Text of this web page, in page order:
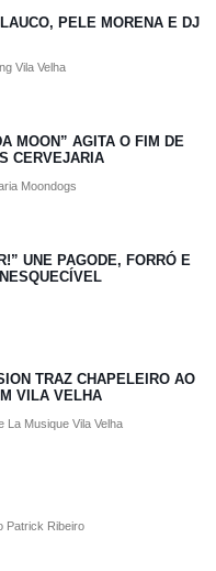
PELE MORENA E DJ
Vila Velha
MOON” AGITA O FIM DE
CERVEJARIA
Moondogs
UNE PAGODE, FORRÓ E
TRAZ CHAPELEIRO AO
VILA VELHA
La Musique Vila Velha
Patrick Ribeiro